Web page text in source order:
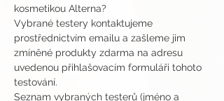
kosmetikou Alterna?
Vybrané testery kontaktujeme
prostřednictvím emailu a zašleme jim
zmíněné produkty zdarma na adresu
uvedenou přihlašovacím formuláři tohoto
testování.
Seznam vybraných testerů (jméno a